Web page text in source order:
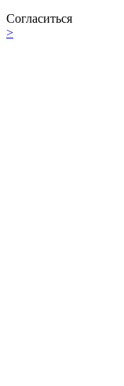
Согласиться
>